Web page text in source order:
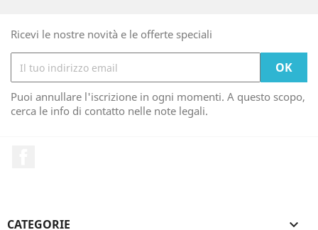
Ricevi le nostre novità e le offerte speciali
Puoi annullare l'iscrizione in ogni momenti. A questo scopo,
cerca le info di contatto nelle note legali.
CATEGORIE 